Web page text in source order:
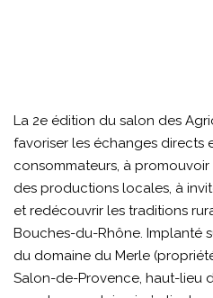
La 2e édition du salon des
favoriser les échanges directs
consommateurs, à
des productions locales, à
et redécouvrir les traditions
Bouches-du-Rhône. Implanté
du domaine du Merle
Salon-de-Provence, haut-lieu